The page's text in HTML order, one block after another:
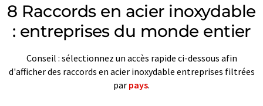
8 Raccords en acier inoxydable
: entreprises du monde entier
Conseil : sélectionnez un accès rapide ci-dessous afin
d'afficher des raccords en acier inoxydable entreprises filtrées
par pays.